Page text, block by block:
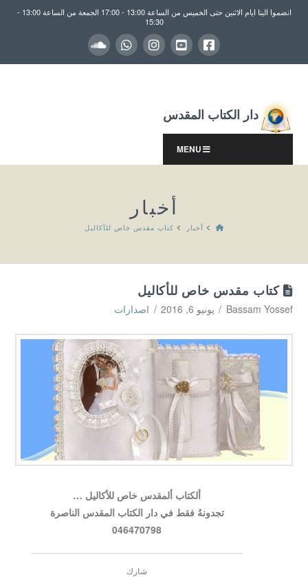
انضموا الينا ايام الاثنين حتى الخميس من الساعة 13:00 - 17:00 الجمعة من الساعة 13:00 -
15:30
دار الكتاب المقدس
MENU
أخبار
HOMEأخبار كتاب مقدس خاص للأكاليل
كتاب مقدس خاص للأكاليل
Bassam Yossef يونيو 6, 2016 اصدارات
ألكتاب ألمقدس خاص للأكاليل …
تجدونهُ فقط في دار الكتاب المقدس الناصرة
046470798
شارك